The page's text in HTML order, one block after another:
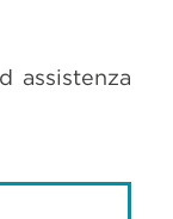
assistenza